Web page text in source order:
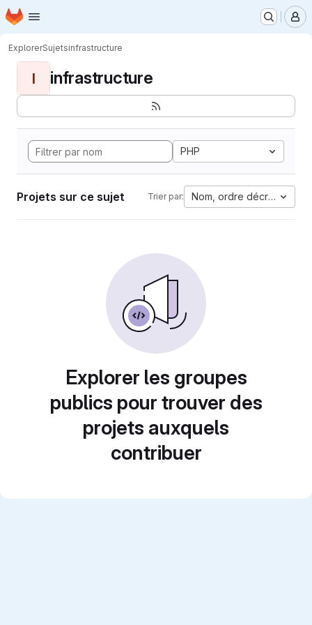
Passer au contenu principal
Page d'accueil
ExplorerSujetsinfrastructure
I infrastructure
PHP
Projets sur ce sujet Trier par: Nom, ordre décroissant
Explorer les groupes
publics pour trouver des
projets auxquels
contribuer